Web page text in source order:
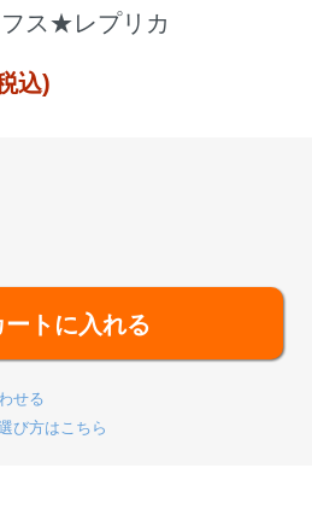
ス★レプリカ
込)
ートに入れる
せる
び方はこちら